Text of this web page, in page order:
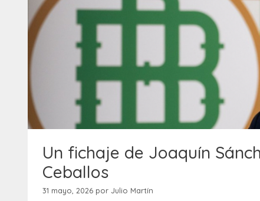
Un fichaje de Joaquín
Ceballos
31 mayo, 2026 por Julio Martín